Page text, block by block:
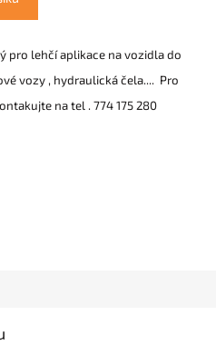
pro lehčí aplikace na vozidla do
vozy , hydraulická čela.... Pro
na tel . 774 175 280